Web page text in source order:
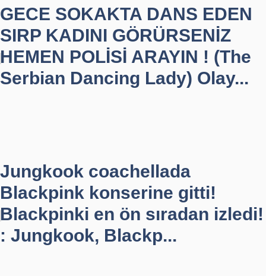
GECE SOKAKTA DANS EDEN
SIRP KADINI GÖRÜRSENİZ
HEMEN POLİSİ ARAYIN ! (The
Serbian Dancing Lady) Olay...
Jungkook coachellada
Blackpink konserine gitti!
Blackpinki en ön sıradan izledi!
: Jungkook, Blackp...